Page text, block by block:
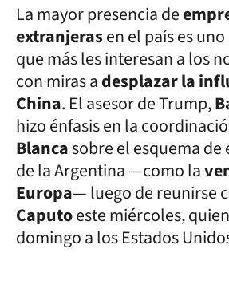
La mayor presencia de
extranjerasen el país es
que más les interesan a los
con miras adesplazar la
China. El asesor de Trump,
hizo énfasis en la
Blancasobre el esquema
de la Argentina —como la
Europa— luego de reunirse
Caputoeste miércoles,
domingo a los Estados